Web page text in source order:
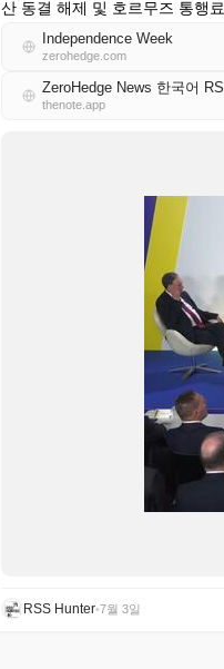
산 동결 해제 및 호르무즈 통행
Independence Week
zerohedge.com
ZeroHedge News 한국어
thenote.app
RSS Hunter•7월 3일